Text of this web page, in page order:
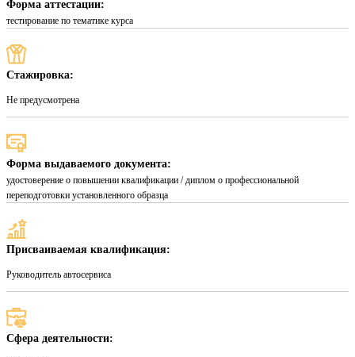
Форма аттестации:
тестирование по тематике курса
Стажировка:
Не предусмотрена
Форма выдаваемого документа:
удостоверение о повышении квалификации / диплом о профессиональной
переподготовки установленного образца
Присваиваемая квалификация:
Руководитель автосервиса
Сфера деятельности: